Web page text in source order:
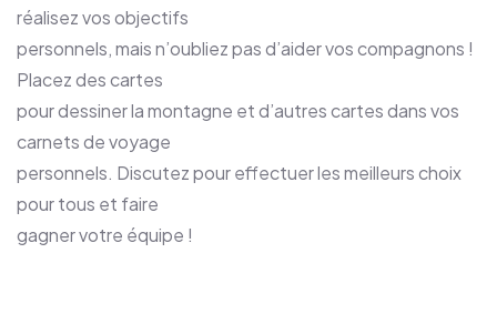
réalisez vos objectifs
personnels, mais n’oubliez pas d’aider vos compagnons !
Placez des cartes
pour dessiner la montagne et d’autres cartes dans vos
carnets de voyage
personnels. Discutez pour effectuer les meilleurs choix
pour tous et faire
gagner votre équipe !